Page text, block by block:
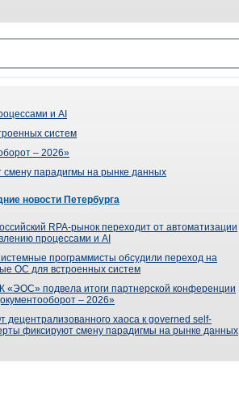
и AI
систем
– 2026»
смену парадигмы на рынке данных
новости Петербурга
RPA-рынок переходит от автоматизации
процессами и AI
программисты обсудили переход на
ОС для встроенных систем
«ЭОС» подвела итоги партнерской конференции
– 2026»
децентрализованного хаоса к governed self-
фиксируют смену парадигмы на рынке данных